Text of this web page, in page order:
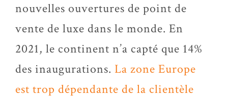
nouvelles ouvertures de point de
vente de luxe dans le monde. En
2021, le continent n’a capté que 14%
des inaugurations. La zone Europe
est trop dépendante de la clientèle